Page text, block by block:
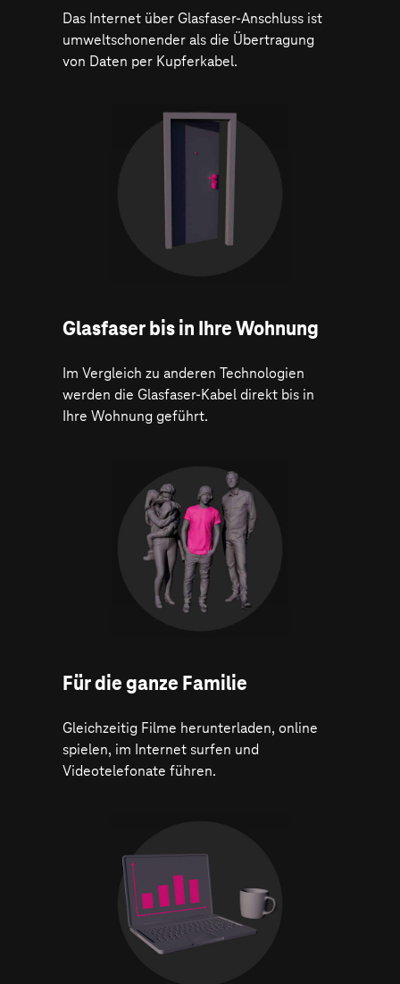
Das Internet über Glasfaser-Anschluss ist
umweltschonender als die Übertragung
von Daten per Kupferkabel.
Glasfaser bis in Ihre Wohnung
Im Vergleich zu anderen Technologien
werden die Glasfaser-Kabel direkt bis in
Ihre Wohnung geführt.
Für die ganze Familie
Gleichzeitig Filme herunterladen, online
spielen, im Internet surfen und
Videotelefonate führen.